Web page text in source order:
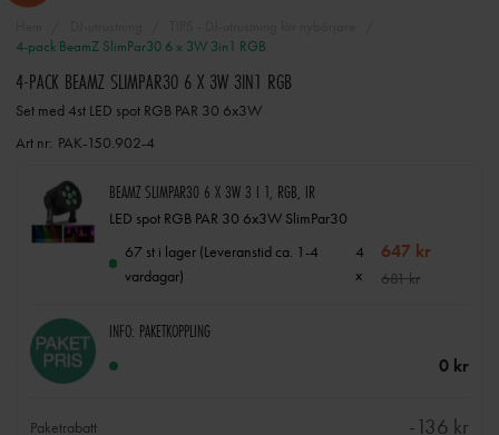
4-pack BeamZ SlimPar30 6 x 3W 3in1 RGB
4-PACK BEAMZ SLIMPAR30 6 X 3W 3IN1 RGB
Set med 4st LED spot RGB PAR 30 6x3W
Art nr: PAK-150.902-4
BEAMZ SLIMPAR30 6 X 3W 3 I 1, RGB, IR
LED spot RGB PAR 30 6x3W SlimPar30
67 st i lager (Leveranstid ca. 1-4
vardagar)
4
x
647 kr
681 kr
INFO: PAKETKOPPLING
0 kr
Paketrabatt -136 kr